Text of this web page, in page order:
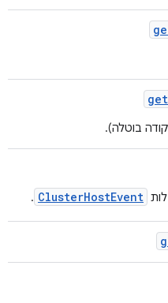
get
בוטלה).
ClusterHostEvent
.